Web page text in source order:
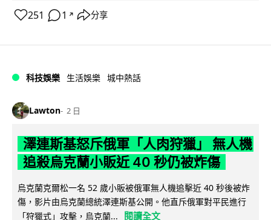
251 1 ↗ 分享
科技娛樂 生活娛樂 城中熱話
Lawton 2 日
澤連斯基怒斥俄軍「人肉狩獵」 無人機
追殺烏克蘭小販近 40 秒仍被炸傷
烏克蘭克爾松一名 52 歲小販被俄軍無人機追擊近 40 秒後被炸
傷，影片由烏克蘭總統澤連斯基公開。他直斥俄軍對平民進行
「狩獵式」攻擊，烏克蘭...
閱讀全文